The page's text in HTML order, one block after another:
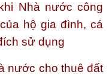
Nhà nước công
hộ gia đình, cá
sử dụng
nước cho thuê đất